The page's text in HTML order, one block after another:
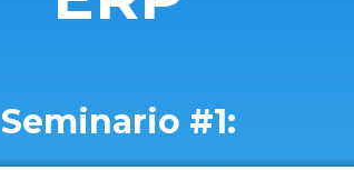
Seminario #1: